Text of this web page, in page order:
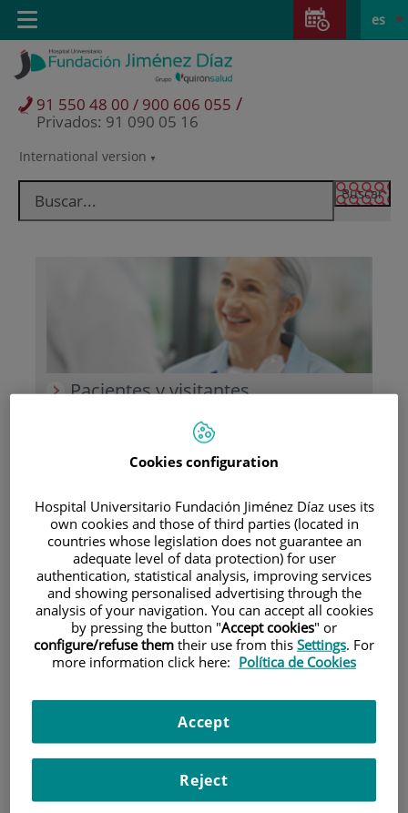
Saltar al contenido
Saltar
contenido
Selector
idioma
activo
es
International version
91 550 48 00 / 900 606 055 /
Privados: 91 090 05 16
Toggle
navigation
Pacientes y visitantes
Investigación
Teléfono de atención al usuario
Cookies configuration
Hospital Universitario Fundación Jiménez Díaz uses its
own cookies and those of third parties (located in
countries whose legislation does not guarantee an
adequate level of data protection) for user
authentication, statistical analysis, improving services
and showing personalised advertising through the
analysis of your navigation. You can accept all cookies
by pressing the button "Accept cookies" or
configure/refuse them their use from this Settings. For
more information click here: Política de Cookies
Reject
Accept